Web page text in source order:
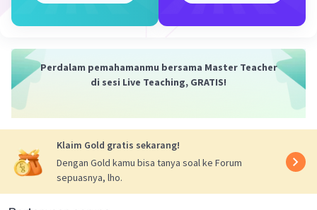
Jadi, jumlah kode barang yang bisa dibuat adalah:
7! = 7 x 6 x 5 x 4 x 3 x 2 x 1 = 5040
Kesimpulan:
"KARNAMA".
Penjelasan Tambahan:
* 0! (nol faktorial) nilainya selalu 1.
* Faktorial: Faktorial dari suatu bilangan adalah hasil
perkalian bilangan itu dengan semua bilangan asli yang
Perdalam pemahamanmu bersama Master Teacher
di sesi Live Teaching, GRATIS!
Klaim Gold gratis sekarang!
Dengan Gold kamu bisa tanya soal ke Forum
sepuasnya, lho.